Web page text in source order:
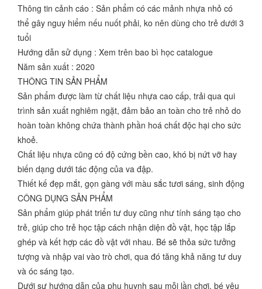
Thông tin cảnh cáo : Sản phẩm có các mảnh nhựa nhỏ có
thể gây nguy hiểm nếu nuốt phải, ko nên dùng cho trẻ dưới 3
tuổi
Hướng dẫn sử dụng : Xem trên bao bì học catalogue
Năm sản xuất : 2020
THÔNG TIN SẢN PHẨM
Sản phẩm được làm từ chất liệu nhựa cao cấp, trải qua qui
trình sản xuất nghiêm ngặt, đảm bảo an toàn cho trẻ nhỏ do
hoàn toàn không chứa thành phần hoá chất độc hại cho sức
khoẻ.
Chất liệu nhựa cũng có độ cứng bền cao, khó bị nứt vỡ hay
biến dạng dưới tác động của va đập.
Thiết kế đẹp mắt, gọn gàng với màu sắc tươi sáng, sinh động
CÔNG DỤNG SẢN PHẨM
Sản phẩm giúp phát triển tư duy cũng như tính sáng tạo cho
trẻ, giúp cho trẻ học tập cách nhận diện đồ vật, học tập lắp
ghép và kết hợp các đồ vật với nhau. Bé sẽ thỏa sức tưởng
tượng và nhập vai vào trò chơi, qua đó tăng khả năng tư duy
và óc sáng tạo.
Dưới sự hướng dẫn của phụ huynh sau mỗi lần chơi, bé yêu